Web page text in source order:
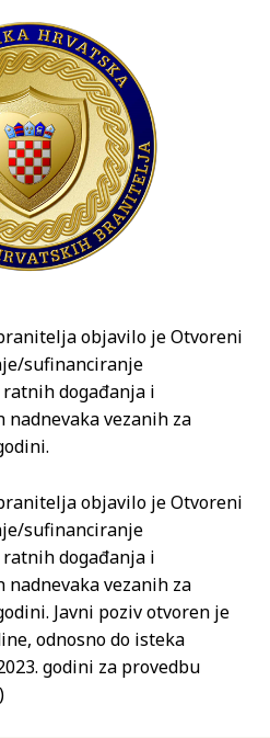
objavilo je Otvoreni
sufinanciranje
događanja i
vezanih za
objavilo je Otvoreni
sufinanciranje
događanja i
vezanih za
Javni poziv otvoren je
odnosno do isteka
godini za provedbu